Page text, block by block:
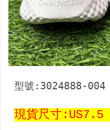
【棒壘】壘鞋類&鞋套
【棒壘】棒球釘鞋類
【棒壘】裁判教練主審鞋類
【棒壘】服飾